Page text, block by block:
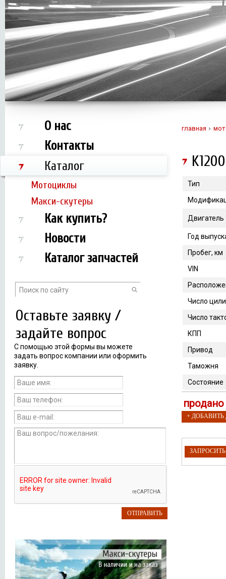
О нас
Контакты
Каталог
Мотоциклы
Макси-скутеры
Как купить?
Новости
Каталог запчастей
Оставьте заявку /
задайте вопрос
С помощью этой формы вы можете
задать вопрос компании или оформить
заявку.
главная
Тип
Двигатель
Год
Пробег, км
VIN
Число
Число
КПП
Привод
Таможня
Состояние
продано
+